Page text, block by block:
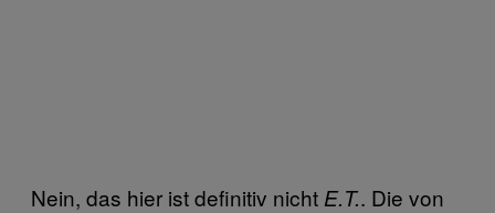
Nein, das hier ist definitiv nicht E.T.. Die von